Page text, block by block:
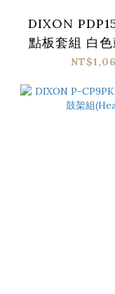
DIXON
點板套組 白色
點板＋架